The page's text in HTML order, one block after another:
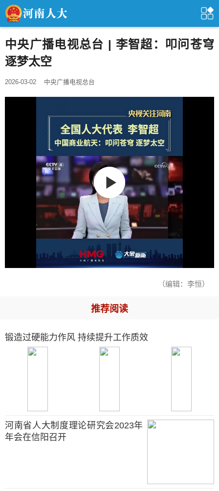
中央广播电视总台 | 李智超：叩问苍穹
逐梦太空
2026-03-02 中央广播电视总台
（编辑：李恒）
推荐阅读
锻造过硬能力作风 持续提升工作质效
河南省人大制度理论研究会2023年
年会在信阳召开